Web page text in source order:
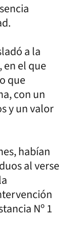
a la
el que
que
con un
y un valor
habían
al verse
Nº 1